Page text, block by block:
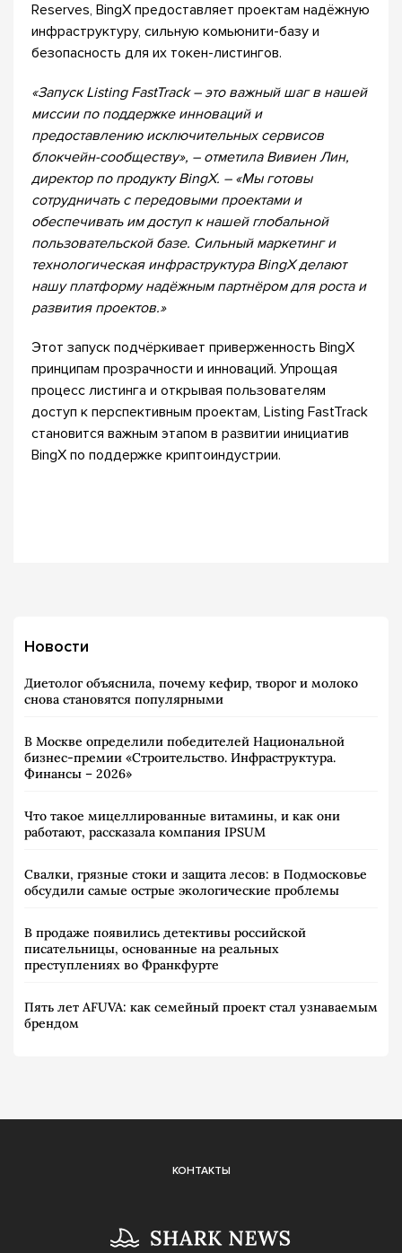
Reserves, BingX предоставляет проектам надёжную
инфраструктуру, сильную комьюнити-базу и
безопасность для их токен-листингов.
«Запуск Listing FastTrack – это важный шаг в нашей
миссии по поддержке инноваций и
предоставлению исключительных сервисов
блокчейн-сообществу», – отметила Вивиен Лин,
директор по продукту BingX. – «Мы готовы
сотрудничать с передовыми проектами и
обеспечивать им доступ к нашей глобальной
пользовательской базе. Сильный маркетинг и
технологическая инфраструктура BingX делают
нашу платформу надёжным партнёром для роста и
развития проектов.»
Этот запуск подчёркивает приверженность BingX
принципам прозрачности и инноваций. Упрощая
процесс листинга и открывая пользователям
доступ к перспективным проектам, Listing FastTrack
становится важным этапом в развитии инициатив
BingX по поддержке криптоиндустрии.
Новости
Диетолог объяснила, почему кефир, творог и молоко
снова становятся популярными
В Москве определили победителей Национальной
бизнес-премии «Строительство. Инфраструктура.
Финансы – 2026»
Что такое мицеллированные витамины, и как они
работают, рассказала компания IPSUM
Свалки, грязные стоки и защита лесов: в Подмосковье
обсудили самые острые экологические проблемы
В продаже появились детективы российской
писательницы, основанные на реальных
преступлениях во Франкфурте
Пять лет AFUVA: как семейный проект стал узнаваемым
брендом
КОНТАКТЫ